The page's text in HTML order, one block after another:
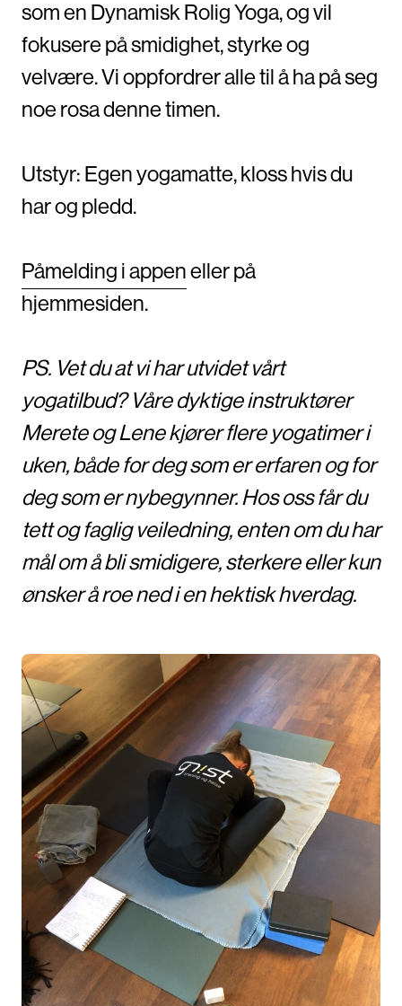
som en Dynamisk Rolig Yoga, og vil
fokusere på smidighet, styrke og
velvære. Vi oppfordrer alle til å ha på seg
noe rosa denne timen.
Utstyr: Egen yogamatte, kloss hvis du
har og pledd.
Påmelding i appeneller på
hjemmesiden.
PS. Vet du at vi har utvidet vårt
yogatilbud? Våre dyktige instruktører
Merete og Lene kjører flere yogatimer i
uken, både for deg som er erfaren og for
deg som er nybegynner. Hos oss får du
tett og faglig veiledning, enten om du har
mål om å bli smidigere, sterkere eller kun
ønsker å roe ned i en hektisk hverdag.
personvernserklæring/cookie
policy